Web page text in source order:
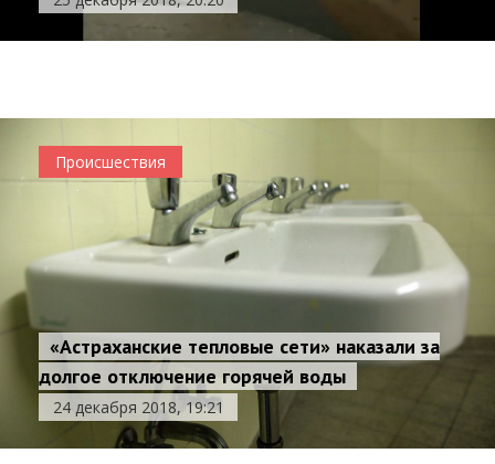
спокойно ходил по улицам
24 декабря 2018, 19:29
Происшествия
«Астраханские тепловые сети» наказали за
долгое отключение горячей воды
24 декабря 2018, 19:21